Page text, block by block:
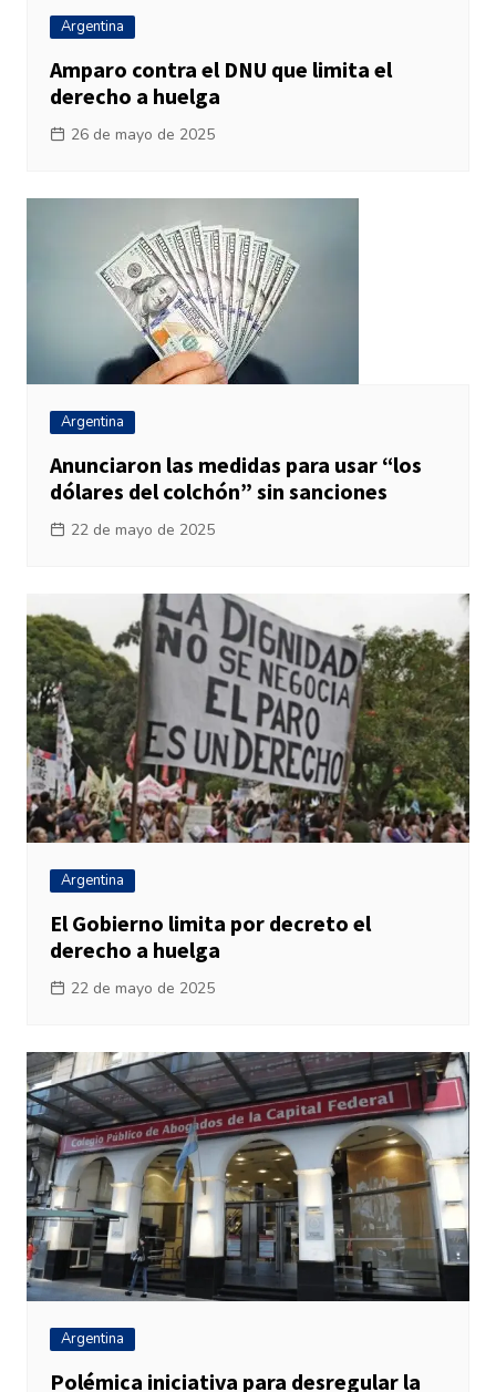
Argentina
Amparo contra el DNU que limita el
derecho a huelga
26 de mayo de 2025
Argentina
Anunciaron las medidas para usar “los
dólares del colchón” sin sanciones
22 de mayo de 2025
Argentina
El Gobierno limita por decreto el
derecho a huelga
22 de mayo de 2025
Argentina
Polémica iniciativa para desregular la